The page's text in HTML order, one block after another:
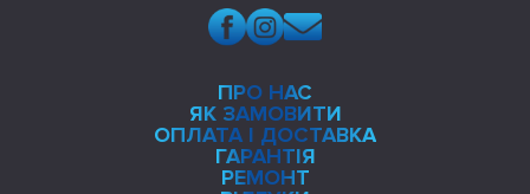
ПРО НАС
ЯК ЗАМОВИТИ
ОПЛАТА І ДОСТАВКА
ГАРАНТІЯ
РЕМОНТ